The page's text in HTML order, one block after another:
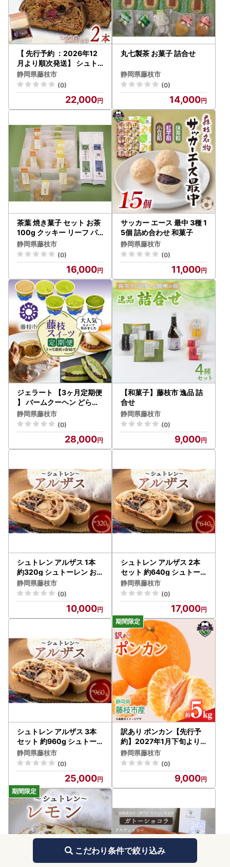
【 先行予約 ：2026年12
月より順次発送】 シュト
レン チョコレート 2本 シ
ュトレン
静岡県藤枝市
(0)
22,000
丸七製茶 お菓子 詰合せ
静岡県藤枝市
(0)
14,000
茶葉 焼き菓子 セット お茶
100g クッキー リーフ パ
イ ななや 丸七製茶
静岡県藤枝市
(0)
16,000
サッカー エース 最中 3種 1
5個 詰め合わせ 和菓子
静岡県藤枝市
(0)
11,000
ジェラート 【3ヶ月定期便
】 バームクーヘン どら焼
き スイーツ
静岡県藤枝市
(0)
28,000
【和菓子】藤枝市 逸品 詰
合せ
静岡県藤枝市
(0)
9,000
シュトレン アルザス 1本
約320g シュトーレン お
菓子 洋菓子 デザート スイ
ーツ ドライフルーツ クリ
スマス ドイツ 菓子パン 静
静岡県藤枝市
(0)
10,000
シュトレン アルザス 2本
セット 約640g シュトー
レン お菓子 洋菓子 デザー
ト スイーツ ドライフルー
ツ クリスマス ドイツ 菓子
パン 静岡県 藤枝市
静岡県藤枝市
(0)
17,000
シュトレン アルザス 3本
セット 約960g シュトー
レン お菓子 洋菓子 デザー
ト スイーツ ドライフルー
ツ クリスマス ドイツ 菓子
パン 静岡県 藤枝市
静岡県藤枝市
(0)
25,000
訳あり ポンカン【先行予
約】2027年1月下旬より
発送 みかん 5kg
静岡県藤枝市
(0)
9,000
こだわり条件で絞り込み